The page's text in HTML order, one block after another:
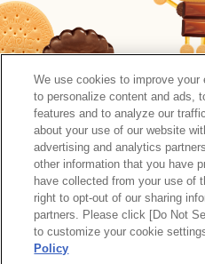
森永製菓公式ア
サイトマップ RSSの配信に
ウェブアクセシビリティ
We use cookies to improve your
to personalize content and ads,
features and to analyze our
about your use of our website
advertising and analytics
other information that you have
have collected from your use of
right to opt-out of our sharing
partners. Please click [Do Not
to customize your cookie
Policy